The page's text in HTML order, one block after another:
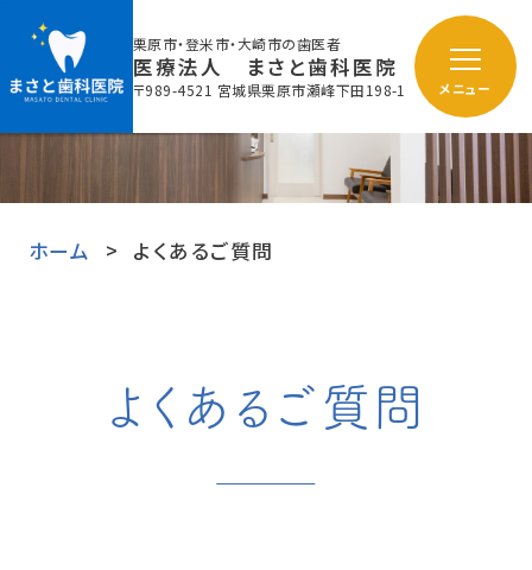
栗原市・登米市・大崎市の歯医者
医療法人 まさと歯科医院
〒989-4521 宮城県栗原市瀬峰下田198-1 メニュー
ホーム よくあるご質問
よくあるご質問